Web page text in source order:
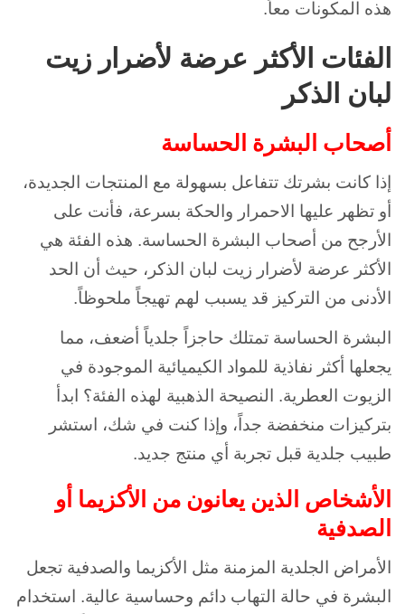
هذه المكونات معاً.
الفئات الأكثر عرضة لأضرار زيت
لبان الذكر
أصحاب البشرة الحساسة
إذا كانت بشرتك تتفاعل بسهولة مع المنتجات الجديدة،
أو تظهر عليها الاحمرار والحكة بسرعة، فأنت على
الأرجح من أصحاب البشرة الحساسة. هذه الفئة هي
الأكثر عرضة لأضرار زيت لبان الذكر، حيث أن الحد
الأدنى من التركيز قد يسبب لهم تهيجاً ملحوظاً.
البشرة الحساسة تمتلك حاجزاً جلدياً أضعف، مما
يجعلها أكثر نفاذية للمواد الكيميائية الموجودة في
الزيوت العطرية. النصيحة الذهبية لهذه الفئة؟ ابدأ
بتركيزات منخفضة جداً، وإذا كنت في شك، استشر
طبيب جلدية قبل تجربة أي منتج جديد.
الأشخاص الذين يعانون من الأكزيما أو
الصدفية
الأمراض الجلدية المزمنة مثل الأكزيما والصدفية تجعل
البشرة في حالة التهاب دائم وحساسية عالية. استخدام